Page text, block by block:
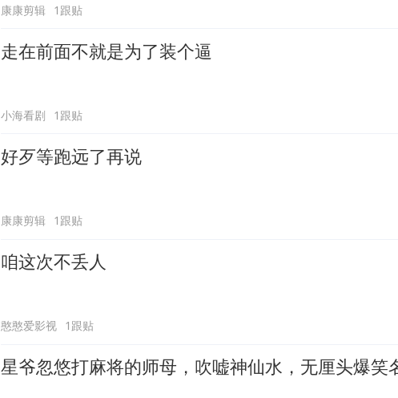
康康剪辑 1跟贴
走在前面不就是为了装个逼
小海看剧 1跟贴
好歹等跑远了再说
康康剪辑 1跟贴
咱这次不丢人
憨憨爱影视 1跟贴
星爷忽悠打麻将的师母，吹嘘神仙水，无厘头爆笑